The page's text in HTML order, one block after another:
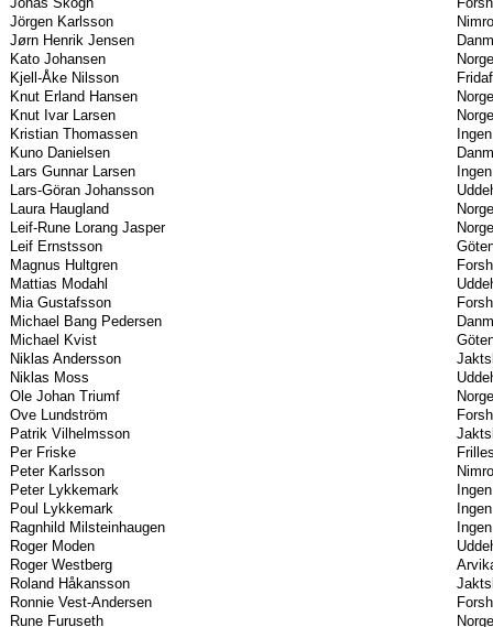
Jörgen Karlsson
Jørn Henrik Jensen
Kato Johansen
Norge
Kjell-Åke Nilsson
Knut Erland Hansen
Norge
Knut Ivar Larsen
Norge
Kristian Thomassen
Kuno Danielsen
Lars Gunnar Larsen
Lars-Göran Johansson
Laura Haugland
Norge
Leif-Rune Lorang Jasper
Norge
Leif Ernstsson
Magnus Hultgren
Mattias Modahl
Mia Gustafsson
Michael Bang Pedersen
Michael Kvist
Niklas Andersson
Niklas Moss
Ole Johan Triumf
Norge
Ove Lundström
Patrik Vilhelmsson
Per Friske
Peter Karlsson
Peter Lykkemark
Poul Lykkemark
Ragnhild Milsteinhaugen
Roger Moden
Roger Westberg
Roland Håkansson
Ronnie Vest-Andersen
Rune Furuseth
Norge